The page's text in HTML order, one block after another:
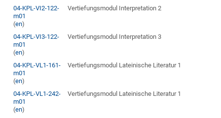
04-KPL-VI2-122-
m01
(en)
Vertiefungsmodul Interpretation 2
04-KPL-VI3-122-
m01
(en)
Vertiefungsmodul Interpretation 3
04-KPL-VL1-161-
m01
(en)
Vertiefungsmodul Lateinische Literatur 1
04-KPL-VL1-242-
m01
(en)
Vertiefungsmodul Lateinische Literatur 1